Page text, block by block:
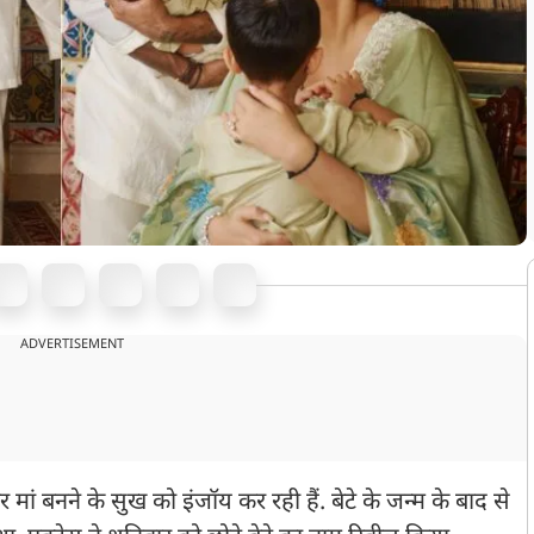
ADVERTISEMENT
मां बनने के सुख को इंजॉय कर रही हैं. बेटे के जन्म के बाद से